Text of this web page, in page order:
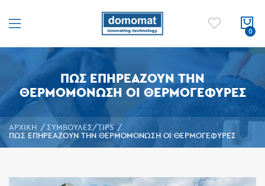
ΠΩΣ ΕΠΗΡΕΆΖΟΥΝ ΤΗΝ
ΘΕΡΜΟΜΌΝΩΣΗ ΟΙ ΘΕΡΜΟΓΕΦΥΡΕΣ
ΑΡΧΙΚΉ
ΣΥΜΒΟΥΛΈΣ/TIPS
ΠΩΣ ΕΠΗΡΕΆΖΟΥΝ ΤΗΝ ΘΕΡΜΟΜΌΝΩΣΗ ΟΙ ΘΕΡΜΟΓΕΦΥΡΕΣ